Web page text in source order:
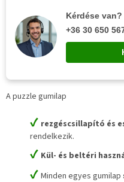
Kérdése
+36 30 650
A puzzle gumilap
✔ rezgéscsillapító és
rendelkezik.
✔ Kül- és beltéri
✔ Minden egyes gumilap